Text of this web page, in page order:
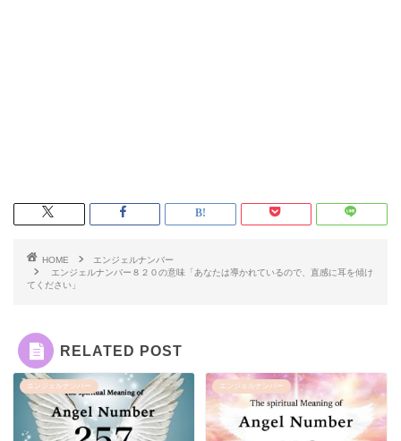
HOME
エンジェルナンバー
エンジェルナンバー８２０の意味「あなたは導かれているので、直感に耳を傾け
てください」
RELATED POST
エンジェルナンバー エンジェルナンバー